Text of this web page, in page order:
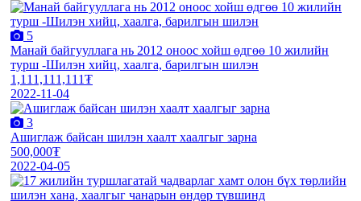
5
Манай байгууллага нь 2012 оноос хойш өдгөө 10 жилийн
турш -Шилэн хийц, хаалга, барилгын шилэн
1,111,111,111₮
2022-11-04
3
Ашиглаж байсан шилэн хаалт хаалгыг зарна
500,000₮
2022-04-05